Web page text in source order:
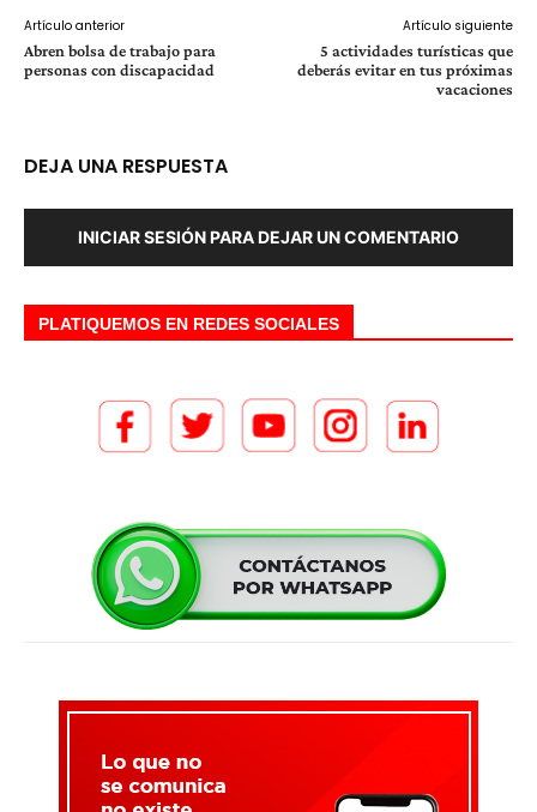
Artículo anterior
Abren bolsa de trabajo para
personas con discapacidad
Artículo siguiente
5 actividades turísticas que
deberás evitar en tus próximas
vacaciones
DEJA UNA RESPUESTA
INICIAR SESIÓN PARA DEJAR UN COMENTARIO
PLATIQUEMOS EN REDES SOCIALES